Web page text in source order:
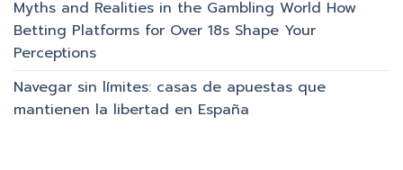
Myths and Realities in the Gambling World How
Betting Platforms for Over 18s Shape Your
Perceptions
Navegar sin límites: casas de apuestas que
mantienen la libertad en España